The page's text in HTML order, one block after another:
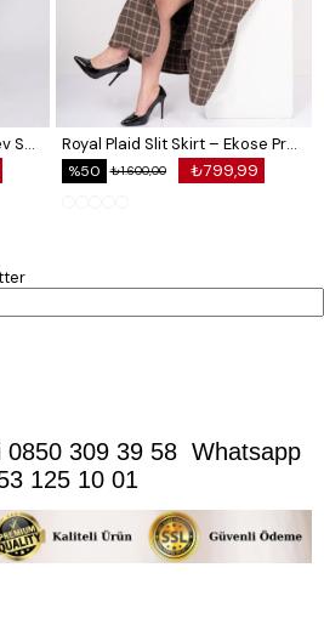
Kemerli Ve Beli Lastikli Verev Saten Etek 6791
Royal Plaid Slit Skirt – Ekose Premium Long Skirt 6831
₺799,99
₺1.600,00
%50
0850 309 39 58 Whatsapp
125 10 01